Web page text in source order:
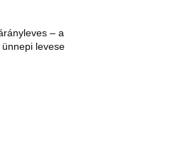
– a
levese